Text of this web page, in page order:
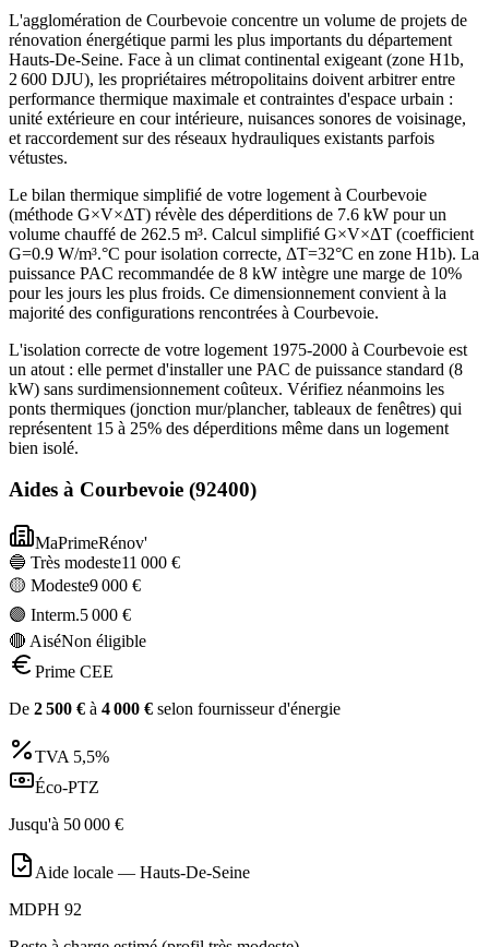
L'agglomération de Courbevoie concentre un volume de projets de
rénovation énergétique parmi les plus importants du département
Hauts-De-Seine. Face à un climat continental exigeant (zone H1b,
2 600 DJU), les propriétaires métropolitains doivent arbitrer entre
performance thermique maximale et contraintes d'espace urbain :
unité extérieure en cour intérieure, nuisances sonores de voisinage,
et raccordement sur des réseaux hydrauliques existants parfois
vétustes.
Le bilan thermique simplifié de votre logement à Courbevoie
(méthode G×V×ΔT) révèle des déperditions de 7.6 kW pour un
volume chauffé de 262.5 m³. Calcul simplifié G×V×ΔT (coefficient
G=0.9 W/m³.°C pour isolation correcte, ΔT=32°C en zone H1b). La
puissance PAC recommandée de 8 kW intègre une marge de 10%
pour les jours les plus froids. Ce dimensionnement convient à la
majorité des configurations rencontrées à Courbevoie.
L'isolation correcte de votre logement 1975-2000 à Courbevoie est
un atout : elle permet d'installer une PAC de puissance standard (8
kW) sans surdimensionnement coûteux. Vérifiez néanmoins les
ponts thermiques (jonction mur/plancher, tableaux de fenêtres) qui
représentent 15 à 25% des déperditions même dans un logement
bien isolé.
Aides à Courbevoie (92400)
MaPrimeRénov'
🔵 Très modeste11 000 €
🟡 Modeste9 000 €
🟣 Interm.5 000 €
🔴 AiséNon éligible
Prime CEE
De 2 500 € à 4 000 € selon fournisseur d'énergie
TVA 5,5%
Éco-PTZ
Jusqu'à 50 000 €
Aide locale — Hauts-De-Seine
MDPH 92